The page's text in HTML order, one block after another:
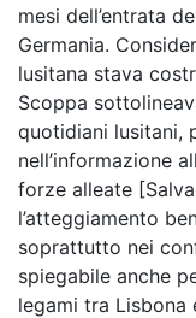
mesi dell’entrata
Germania.
lusitana stava
Scoppa
quotidiani lusitani,
nell’informazione
forze alleate
l’atteggiamento
soprattutto nei
spiegabile anche
legami tra Lisbona